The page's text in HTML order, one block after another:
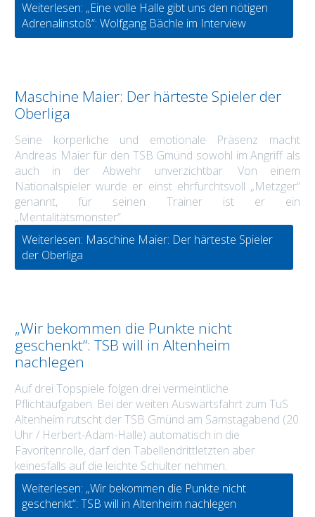
Weiterlesen: „Eine volle Halle gibt uns den nötigen
Adrenalinstoß“: Wolfgang Bächle im Interview
Maschine Maier: Der härteste Spieler der
Oberliga
Seine körperliche und emotionale Präsenz macht
Andreas Maier für den TSB Gmünd sowohl im Angriff als
auch in der Abwehr unverzichtbar. Von einem
Nationalspieler wurde er einst ehrfurchtsvoll „Metzger“
genannt, für seinen Trainer ist er ein
„Mentalitätsmonster“.
Weiterlesen: Maschine Maier: Der härteste Spieler
der Oberliga
„Wir bekommen die Punkte nicht
geschenkt“: TSB will in Altenheim
nachlegen
Auf drei Topspiele folgen drei vermeintliche
Pflichtaufgaben. Bei der weiten Auswärtsfahrt zum TuS
Altenheim rutscht der TSB Gmünd am Samstagabend (20
Uhr / Herbert-Adam-Halle) automatisch in die
Favoritenrolle, darf den Tabellendrittletzten aber
keinesfalls auf die leichte Schulter nehmen.
Weiterlesen: „Wir bekommen die Punkte nicht
geschenkt“: TSB will in Altenheim nachlegen